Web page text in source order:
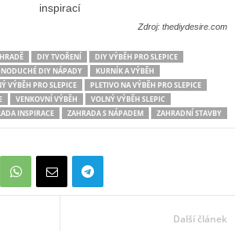
Zdroj: thediydesire.com
DIY TVOŘENÍ
DIY VÝBĚH PRO SLEPICE
DIY NÁPADY
KURNÍK A VÝBĚH
VÝBĚH PRO SLEPICE
PLETIVO NA VÝBĚH PRO SLEPICE
VENKOVNÍ VÝBĚH
VOLNÝ VÝBĚH SLEPIC
INSPIRACE ZAHRADA S NÁPADEM ZAHRADNÍ STAVBY
Další článek